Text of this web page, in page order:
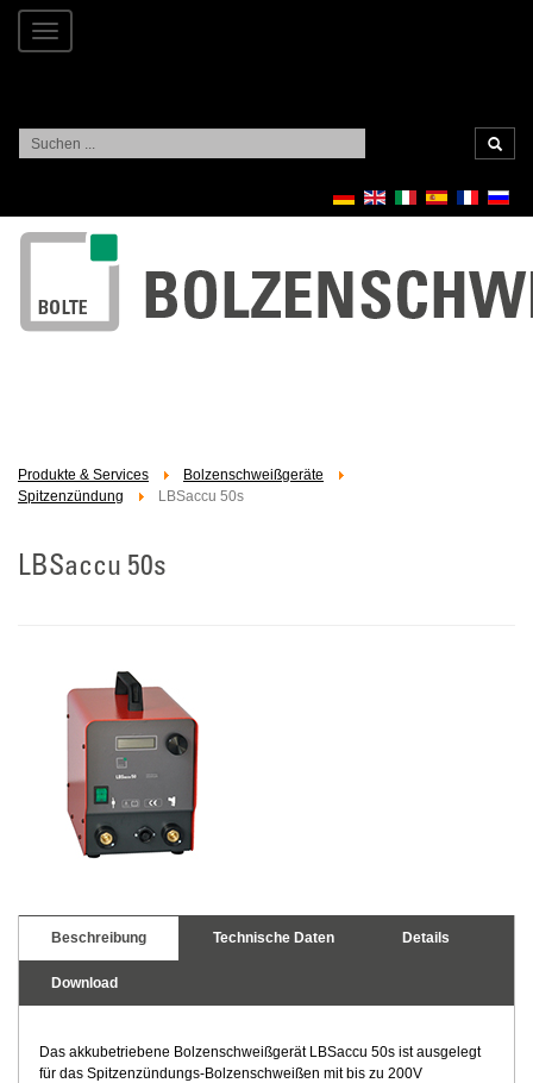
Toggle
navigation
Suchen
...
Produkte & Services
Bolzenschweißgeräte
Spitzenzündung
LBSaccu 50s
LBSaccu 50s
Beschreibung Technische Daten Details
Download
Das akkubetriebene Bolzenschweißgerät LBSaccu 50s ist ausgelegt
für das Spitzenzündungs-Bolzenschweißen mit bis zu 200V